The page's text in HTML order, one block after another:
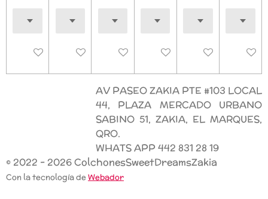
DeshabilitadoDeshabilitadoDeshabilitadoDeshabilitadoDeshabilitado
AV PASEO ZAKIA PTE #103 LOCAL
44, PLAZA MERCADO URBANO
SABINO 51, ZAKIA, EL MARQUES,
QRO.
WHATS APP 442 831 28 19
© 2022 - 2026 ColchonesSweetDreamsZakia
Con la tecnología deWebador